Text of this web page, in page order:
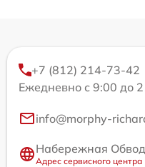
+7 (812) 214-73-42
Ежедневно с 9:00 до
info@morphy-
Набережная
Адрес сервисного